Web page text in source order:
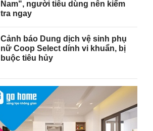
Nam", người tiêu dùng nên kiểm
tra ngay
Cảnh báo Dung dịch vệ sinh phụ
nữ Coop Select dính vi khuẩn, bị
buộc tiêu hủy